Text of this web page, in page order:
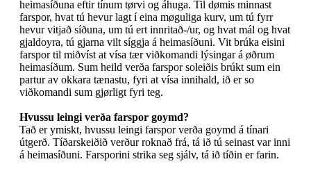
heimasíðuna eftir tínum tørvi og áhuga. Til dømis minnast
farspor, hvat tú hevur lagt í eina møguliga kurv, um tú fyrr
hevur vitjað síðuna, um tú ert innritað-/ur, og hvat mál og hvat
gjaldoyra, tú gjarna vilt síggja á heimasíðuni. Vit brúka eisini
farspor til miðvíst at vísa tær viðkomandi lýsingar á øðrum
heimasíðum. Sum heild verða farspor soleiðis brúkt sum ein
partur av okkara tænastu, fyri at vísa innihald, ið er so
viðkomandi sum gjørligt fyri teg.
Hvussu leingi verða farspor goymd?
Tað er ymiskt, hvussu leingi farspor verða goymd á tínari
útgerð. Tíðarskeiðið verður roknað frá, tá ið tú seinast var inni
á heimasíðuni. Farsporini strika seg sjálv, tá ið tíðin er farin.